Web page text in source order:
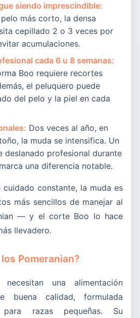
siendo imprescindible:
más corto, la densa
cepillado 2 o 3 veces por
acumulaciones.
cada 6 u 8 semanas:
Boo requiere recortes
el peluquero puede
del pelo y la piel en cada
Dos veces al año, en
la muda se intensifica. Un
deslanado profesional durante
una diferencia notable.
cuidado constante, la muda es
más sencillos de manejar al
— y el corte Boo lo hace
llevadero.
Pomeranian?
necesitan una alimentación
buena calidad, formulada
para razas pequeñas. Su